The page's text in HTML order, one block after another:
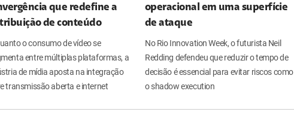
que redefine a
de conteúdo
o consumo de vídeo se
entre múltiplas plataformas, a
de mídia aposta na integração
transmissão aberta e internet
operacional em uma superfície
de ataque
No Rio Innovation Week, o futurista Neil
Redding defendeu que reduzir o tempo de
decisão é essencial para evitar riscos como
o shadow execution